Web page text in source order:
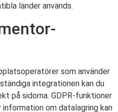
länder används.
som använder
integrationen kan du
på sidorna. GDPR-funktioner
om datalagring kan